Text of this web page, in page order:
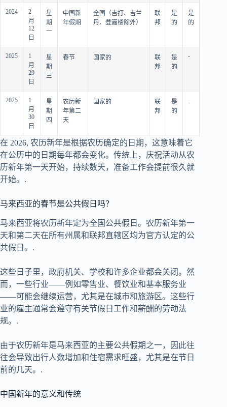
2024
2
月
12
日
星
期
一
中国新
年假期
全国（吉打、吉兰
丹、登嘉楼除外）
联
邦
是
的
是
的
2025
1
月
29
日
星
期
三
春节 国家的
联
邦
是
的
-
2025
1
月
30
日
星
期
四
农历新
年第二
天
国家的
联
邦
是
的
-
在 2026, 农历新年是根据农历确定的日期，这意味着它
在公历中的日期每年都会变化。传统上，庆祝活动从农
历新年第一天开始，持续数天，准备工作会提前很久就
开始。.
马来西亚的春节是公共假日吗？
马来西亚将农历新年定为全国公共假日。农历新年第一
天和第二天在所有州属和联邦直辖区均为官方认定的公
共假日。.
这些日子里，政府机关、学校和许多企业都会关闭。然
而，一些行业——例如零售业、餐饮业和基本服务业
——可能会继续运营，尤其是在城市和旅游区。这些行
业的雇主通常会遵守有关节假日工作和薪酬的劳动法
规。.
由于农历新年是马来西亚的主要公共假期之一，因此往
往会导致出行人数增加和住宿需求旺盛，尤其是在节日
前的几天。.
中国新年的意义和传统